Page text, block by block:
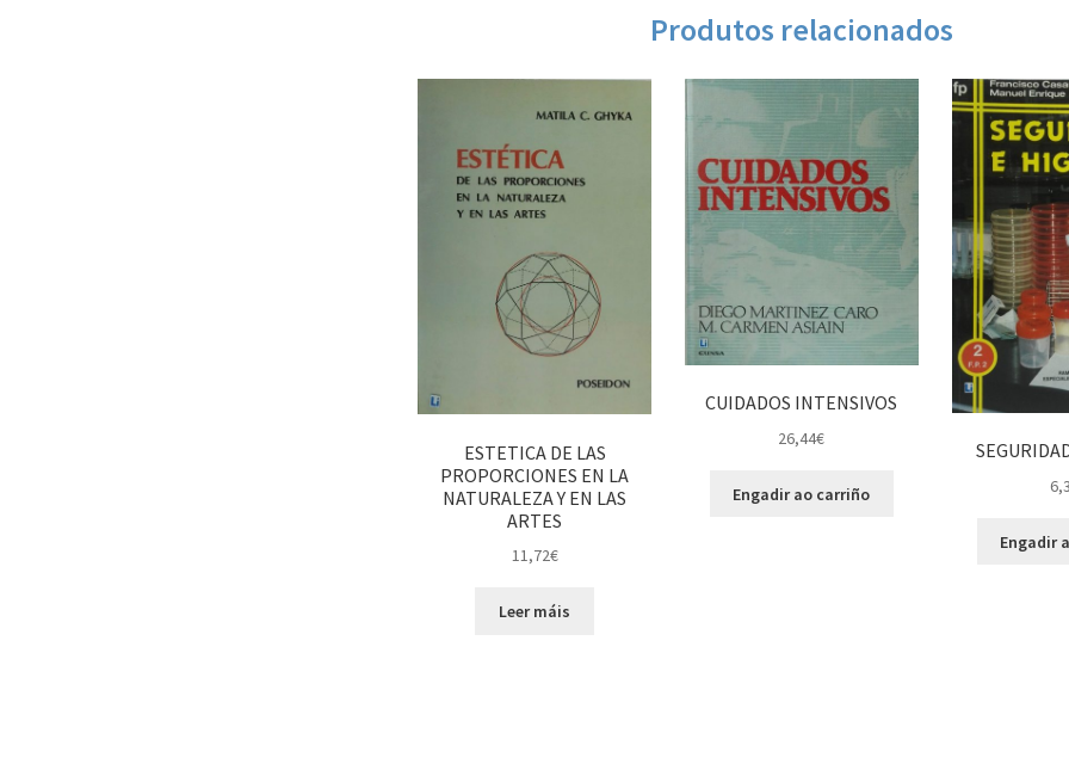
Produtos relacionados
ESTETICA DE LAS
PROPORCIONES EN LA
NATURALEZA Y EN LAS
ARTES
11,72€
Leer máis
CUIDADOS INTENSIVOS
26,44€
Engadir ao carriño
Engadir